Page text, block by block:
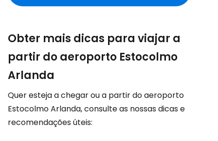
Obter mais dicas para viajar a
partir do aeroporto Estocolmo
Arlanda
Quer esteja a chegar ou a partir do aeroporto
Estocolmo Arlanda, consulte as nossas dicas e
recomendações úteis: